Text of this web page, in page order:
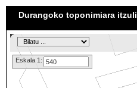
Durangoko toponimiara itzuli
Eskala 1: